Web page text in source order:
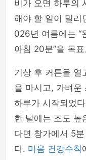
비가 오면 하루의
해야 할 일이 밀리
026년 여름에는 “
아침 20분”을 목
기상 후 커튼을 열
을 마시고, 가벼운
하루가 시작되었
한 날에는 조도 높
다면 창가에서 5
다. 마음 건강수칙